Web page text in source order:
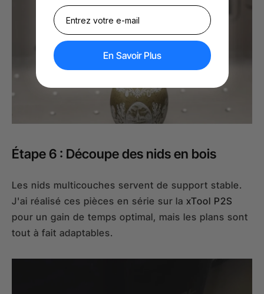
Étape 6 : Découpe des nids en bois
Les nids multicouches servent de support stable.
J'ai réalisé ces pièces en série sur la xTool P2S
pour un gain de temps optimal, mais les plans sont
tout à fait adaptables.
En Savoir Plus